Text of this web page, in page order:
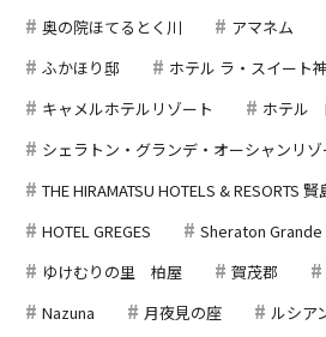
奥の院ほてるとく川
アマネム
ふかほり邸
ホテル ラ・スイート
キャメルホテルリゾート
ホテル
シェラトン・グランデ・オーシャンリゾ
THE HIRAMATSU HOTELS & RESORTS 賢
HOTEL GREGES
Sheraton
ゆけむりの里 柏屋
賀茂郡
Nazuna
月夜見の座
ルシア